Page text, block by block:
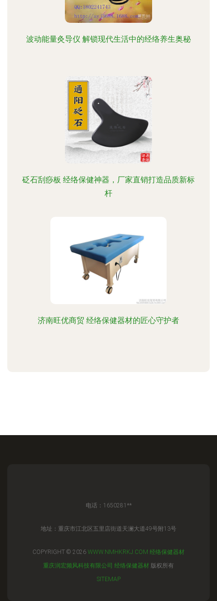
波动能量灸导仪 解锁现代生活中的经络养生奥秘
砭石刮痧板 经络保健神器，厂家直销打造品质新标
杆
济南旺优商贸 经络保健器材的匠心守护者
电话：1650281**
地址：重庆市江北区五里店街道天澜大道49号附13号
COPYRIGHT © 2026 WWW.NMHKRKJ.COM 经络保健器材
重庆润宏频风科技有限公司 经络保健器材 版权所有
SITEMAP